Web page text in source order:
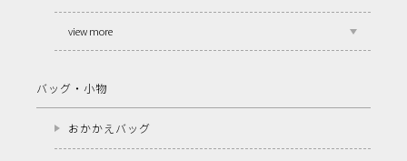
view more
バッグ・小物
おかかえバッグ